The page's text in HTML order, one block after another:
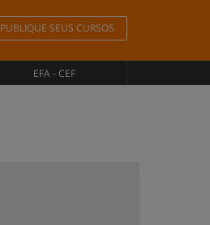
PUBLIQUE SEUS CURSOS
EFA - CEF